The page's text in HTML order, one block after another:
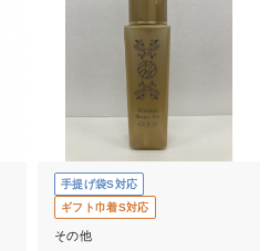
手提げ袋S対応
ギフト巾着S対応
その他